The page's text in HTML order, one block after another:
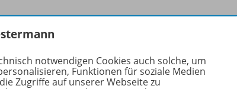
OD200101014032
notwendigen Cookies auch solche, um
Funktionen für soziale Medien
Zugriffe auf unserer Webseite zu